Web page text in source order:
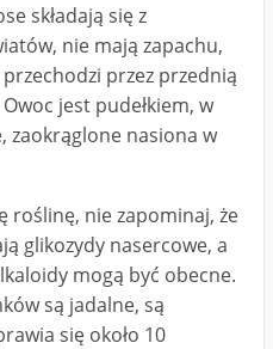
składają się z
nie mają zapachu,
przez przednią
jest pudełkiem, w
zaokrąglone nasiona w
roślinę, nie zapominaj, że
glikozydy nasercowe, a
mogą być obecne.
są jadalne, są
się około 10